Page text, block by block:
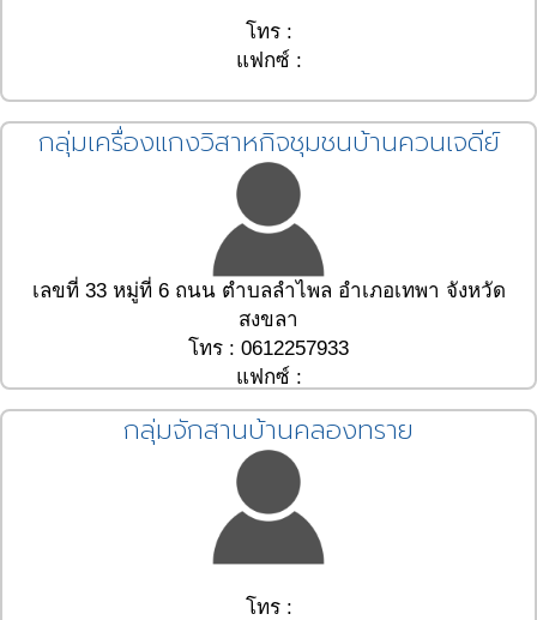
โทร :
แฟกซ์ :
กลุ่มเครื่องแกงวิสาหกิจชุมชนบ้านควนเจดีย์
เลขที่ 33 หมู่ที่ 6 ถนน ตำบลลำไพล อำเภอเทพา จังหวัด
สงขลา
โทร : 0612257933
แฟกซ์ :
กลุ่มจักสานบ้านคลองทราย
โทร :